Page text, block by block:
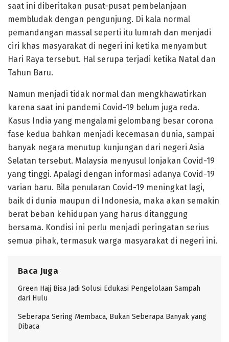
saat ini diberitakan pusat-pusat pembelanjaan
membludak dengan pengunjung. Di kala normal
pemandangan massal seperti itu lumrah dan menjadi
ciri khas masyarakat di negeri ini ketika menyambut
Hari Raya tersebut. Hal serupa terjadi ketika Natal dan
Tahun Baru.
Namun menjadi tidak normal dan mengkhawatirkan
karena saat ini pandemi Covid-19 belum juga reda.
Kasus India yang mengalami gelombang besar corona
fase kedua bahkan menjadi kecemasan dunia, sampai
banyak negara menutup kunjungan dari negeri Asia
Selatan tersebut. Malaysia menyusul lonjakan Covid-19
yang tinggi. Apalagi dengan informasi adanya Covid-19
varian baru. Bila penularan Covid-19 meningkat lagi,
baik di dunia maupun di Indonesia, maka akan semakin
berat beban kehidupan yang harus ditanggung
bersama. Kondisi ini perlu menjadi peringatan serius
semua pihak, termasuk warga masyarakat di negeri ini.
Baca Juga
Green Hajj Bisa Jadi Solusi Edukasi Pengelolaan Sampah
dari Hulu
Seberapa Sering Membaca, Bukan Seberapa Banyak yang
Dibaca